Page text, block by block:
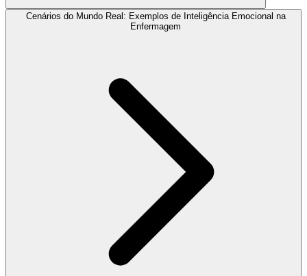
Cenários do Mundo Real: Exemplos de Inteligência Emocional na
Enfermagem